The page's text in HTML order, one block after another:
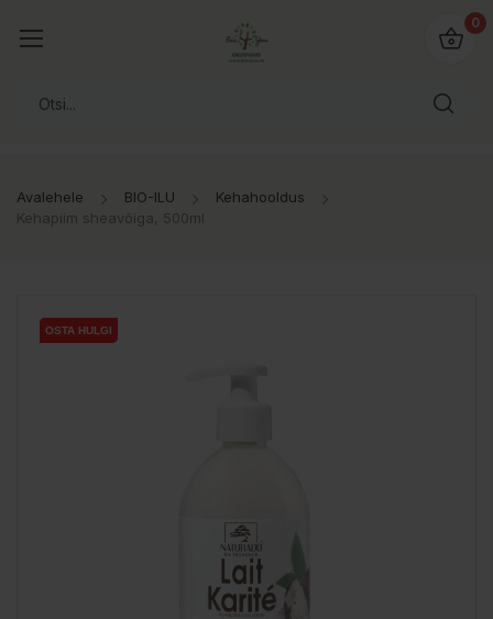
0
Avalehele BIO-ILU
Kehahooldus
Kehapiim sheavõiga, 500ml
OSTA HULGI
OSTA HULGI